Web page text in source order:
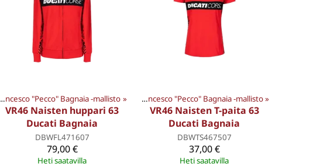
Francesco "Pecco" Bagnaia -mallisto ‪»
VR46 Naisten huppari 63
Ducati Bagnaia
DBWFL471607
79,00 €
Heti saatavilla
Tuotteet‪» VR46 Racing Apparel Francesco "Pecco" Bagnaia -mallisto‪»
VR46 Naisten T-paita 63
Ducati Bagnaia
DBWTS467507
37,00 €
Heti saatavilla